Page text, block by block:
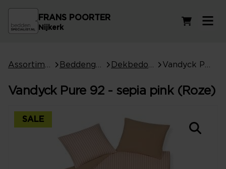
FRANS POORTER
Nijkerk
Vandyck Pure 92 - sepia pink (Roze)
SALE